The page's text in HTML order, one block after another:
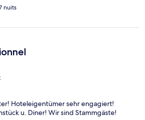
nuits
Hoteleigentümer sehr engagiert!
u. Diner! Wir sind Stammgäste!